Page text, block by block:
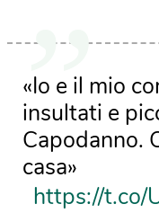
«Io e il mio
insultati e
Capodanno.
casa»
https://t.co/